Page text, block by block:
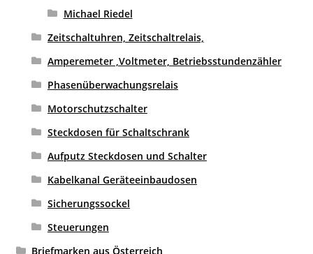
Michael Riedel
Zeitschaltuhren, Zeitschaltrelais,
Amperemeter ,Voltmeter, Betriebsstundenzähler
Phasenüberwachungsrelais
Motorschutzschalter
Steckdosen für Schaltschrank
Aufputz Steckdosen und Schalter
Kabelkanal Geräteeinbaudosen
Sicherungssockel
Steuerungen
Briefmarken aus Österreich